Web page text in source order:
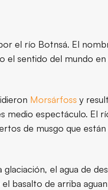
y mejor
el río Botnsá. El
el sentido del mundo
Morsárfoss y
medio espectáculo. El
de musgo que
el agua de
basalto de arriba